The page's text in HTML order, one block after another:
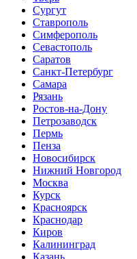
Сургут
Ставрополь
Симферополь
Севастополь
Саратов
Санкт-Петербург
Самара
Рязань
Ростов-на-Дону
Петрозаводск
Пермь
Пенза
Новосибирск
Нижний Новгород
Москва
Курск
Красноярск
Краснодар
Киров
Калининград
Казань